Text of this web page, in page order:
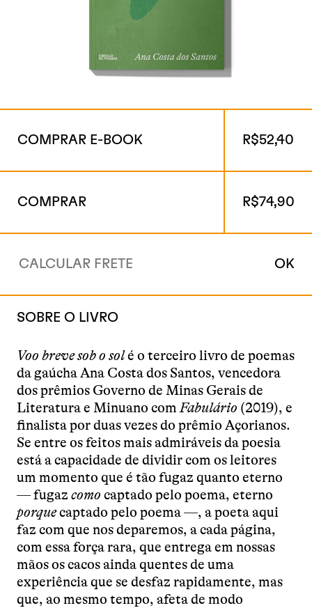
COMPRAR E-BOOK R$52,40
COMPRAR R$74,90
OK
SOBRE O LIVRO
Voo breve sob o solé o terceiro livro de poemas
da gaúcha Ana Costa dos Santos, vencedora
dos prêmios Governo de Minas Gerais de
Literatura e Minuano comFabulário (2019), e
finalista por duas vezes do prêmio Açorianos.
Se entre os feitos mais admiráveis da poesia
está a capacidade de dividir com os leitores
um momento que é tão fugaz quanto eterno
— fugaz como captado pelo poema, eterno
porquecaptado pelo poema —, a poeta aqui
faz com que nos deparemos, a cada página,
com essa força rara, que entrega em nossas
mãos os cacos ainda quentes de uma
experiência que se desfaz rapidamente, mas
que, ao mesmo tempo, afeta de modo